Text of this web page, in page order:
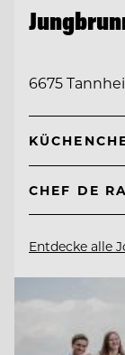
6675
CHEF DE
Entdecke alle